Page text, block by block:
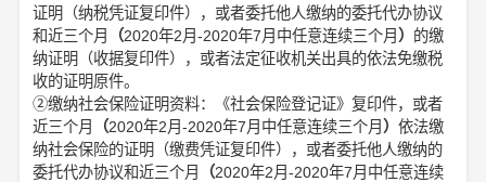
证明（纳税凭证复印件），或者委托他人缴纳的委托代办协议
和近三个月
（2020年2月-2020年7月中任意连续三个月 ） 的缴
纳证明（收据复印件），或者法定征收机关出具的依法免缴税
收的证明原件。
②缴纳社会保险证明资料：《社会保险登记证》复印件，或者
近三个月
（2020年2月-2020年7月中任意连续三个月 ）依法缴
纳社会保险的证明（缴费凭证复印件），或者委托他人缴纳的
委托代办协议和近三个月
（2020年2月-2020年7月中任意连续